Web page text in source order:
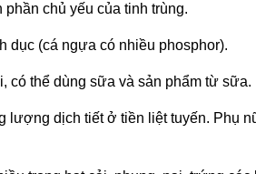
chủ yếu của tinh trùng.
dục (cá ngựa có nhiều phosphor).
có thể dùng sữa và sản phẩm từ sữa.
lượng dịch tiết ở tiền liệt tuyến. Phụ